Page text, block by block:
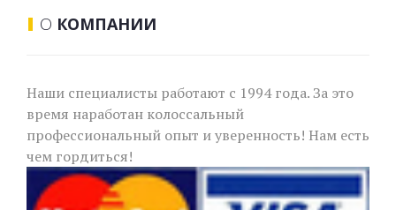
О КОМПАНИИ
Наши специалисты работают с 1994 года. За это
время наработан колоссальный
профессиональный опыт и уверенность! Нам есть
чем гордиться!